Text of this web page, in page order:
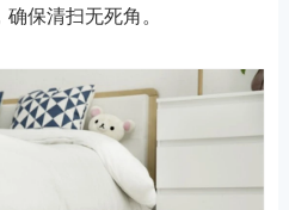
保清扫无死角。